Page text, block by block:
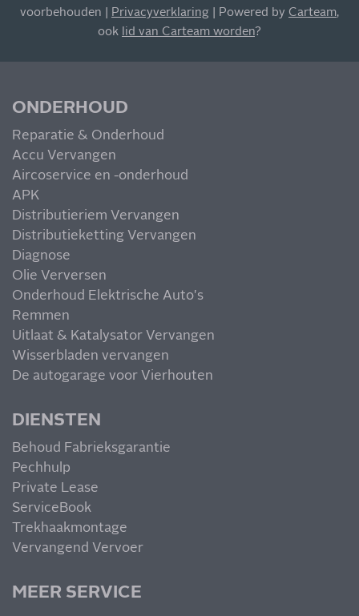
Blijf op de hoogte van al onze acties, aanbiedingen en
meer!
MIS NIETS
voorbehouden |
Privacyverklaring | Powered by Carteam,
ook
lid van Carteam worden?
ONDERHOUD
Reparatie & Onderhoud
Accu Vervangen
Aircoservice en -onderhoud
APK
Distributieriem Vervangen
Distributieketting Vervangen
Diagnose
Olie Verversen
Onderhoud Elektrische Auto's
Remmen
Uitlaat & Katalysator Vervangen
Wisserbladen vervangen
De autogarage voor Vierhouten
DIENSTEN
Behoud Fabrieksgarantie
Pechhulp
Private Lease
ServiceBook
Trekhaakmontage
Vervangend Vervoer
MEER SERVICE